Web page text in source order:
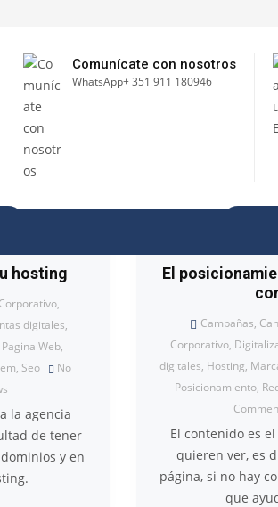
Comunícate con nosotros
WhatsApp+ 351 911 180946
hosting
Corporativo,
digitales,
Pagina Web,
, Seo
No
la agencia
de tener
y en
El
Campañas,
Corporativo,
digitales, Hosting,
Posicionamiento,
El contenido es
quieren ver, es
página, si no hay
que